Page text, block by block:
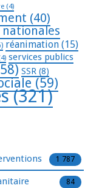
(4)
(40)
réanimation (15)
services publics
SSR (8)
(59)
(321)
1 787
84